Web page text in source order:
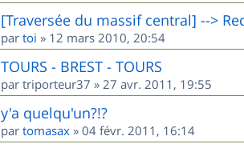
[Traversée du massif central] -->
par toi » 12 mars 2010, 20:54
TOURS - BREST - TOURS
par triporteur37 » 27 avr. 2011, 19:55
y'a quelqu'un?!?
par tomasax » 04 févr. 2011, 16:14